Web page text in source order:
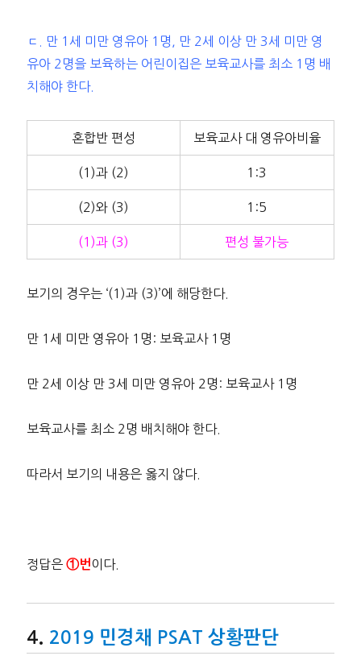
ㄷ. 만 1세 미만 영유아 1명, 만 2세 이상 만 3세 미만 영
유아 2명을 보육하는 어린이집은 보육교사를 최소 1명 배
치해야 한다.
혼합반 편성 보육교사 대 영유아비율
(1)과 (2) 1:3
(2)와 (3) 1:5
(1)과 (3) 편성 불가능
보기의 경우는 ‘(1)과 (3)’에 해당한다.
만 1세 미만 영유아 1명: 보육교사 1명
만 2세 이상 만 3세 미만 영유아 2명: 보육교사 1명
보육교사를 최소 2명 배치해야 한다.
따라서 보기의 내용은 옳지 않다.
정답은①번 이다.
2019 민경채 PSAT 상황판단